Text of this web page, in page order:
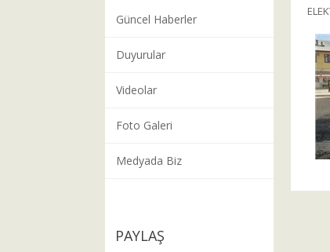
Güncel Haberler
Duyurular
Videolar
Foto Galeri
Medyada Biz
PAYLAŞ